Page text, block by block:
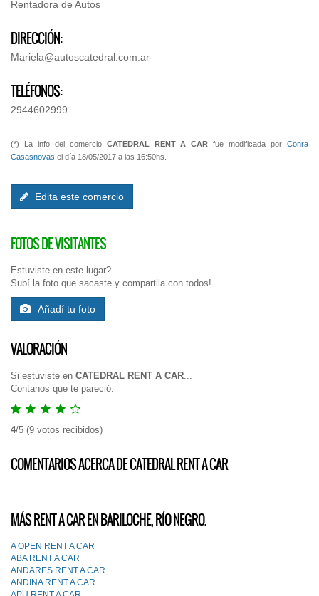
Rentadora de Autos
DIRECCIÓN:
Mariela@autoscatedral.com.ar
TELÉFONOS:
2944602999
(*) La info del comercio CATEDRAL RENT A CAR fue modificada porConra
Casasnovas el día 18/05/2017 a las 16:50hs.
Edita este comercio
FOTOS DE VISITANTES
Estuviste en este lugar?
Subí la foto que sacaste y compartila con todos!
Añadí tu foto
VALORACIÓN
Si estuviste en CATEDRAL RENT A CAR...
Contanos que te pareció:
4/5 (9 votos recibidos)
COMENTARIOS ACERCA DE CATEDRAL RENT A CAR
MÁS RENT A CAR EN BARILOCHE, RÍO NEGRO.
A OPEN RENT A CAR
ABA RENT A CAR
ANDARES RENT A CAR
ANDINA RENT A CAR